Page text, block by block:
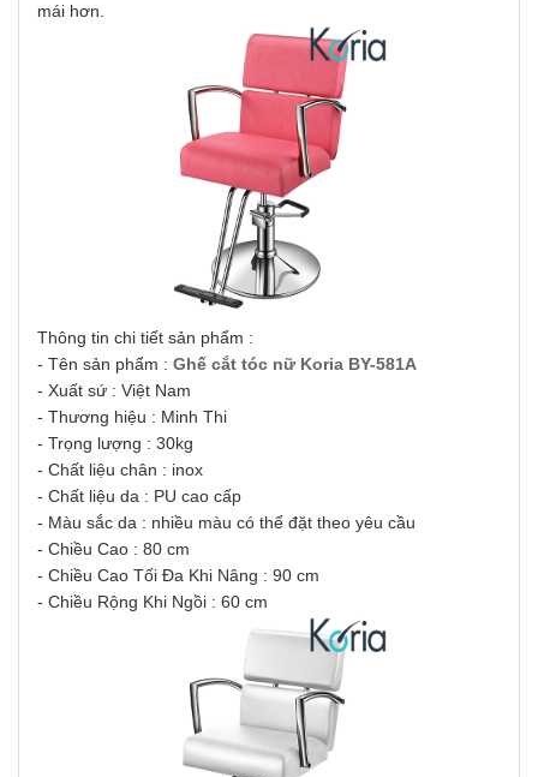
mái hơn.
Thông tin chi tiết sản phẩm :
- Tên sản phẩm : Ghế cắt tóc nữ Koria BY-581A
- Xuất sứ : Việt Nam
- Thương hiệu : Minh Thi
- Trọng lượng : 30kg
- Chất liệu chân : inox
- Chất liệu da : PU cao cấp
- Màu sắc da : nhiều màu có thể đặt theo yêu cầu
- Chiều Cao : 80 cm
- Chiều Cao Tối Đa Khi Nâng : 90 cm
- Chiều Rộng Khi Ngồi : 60 cm